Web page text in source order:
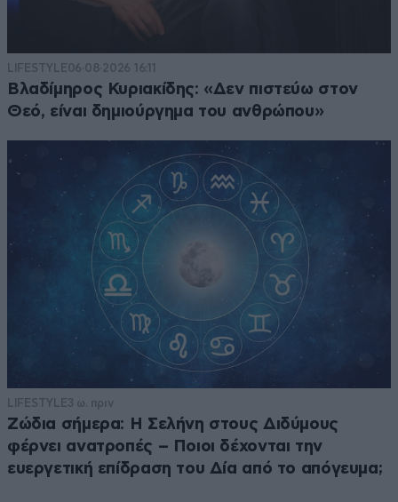
LIFESTYLE06·08·2026 16:11
Βλαδίμηρος Κυριακίδης: «Δεν πιστεύω στον
Θεό, είναι δημιούργημα του ανθρώπου»
LIFESTYLE3 ω. πριν
Ζώδια σήμερα: Η Σελήνη στους Διδύμους
φέρνει ανατροπές – Ποιοι δέχονται την
ευεργετική επίδραση του Δία από το απόγευμα;